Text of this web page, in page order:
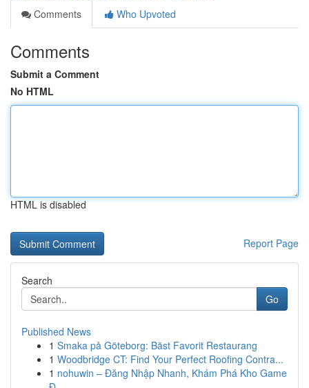
Comments
Who Upvoted
Comments
Submit a Comment
No HTML
HTML is disabled
Report Page
Search
Go
Published News
1 Smaka på Göteborg: Bäst Favorit Restaurang
1 Woodbridge CT: Find Your Perfect Roofing Contra...
1 nohuwin – Đăng Nhập Nhanh, Khám Phá Kho Game